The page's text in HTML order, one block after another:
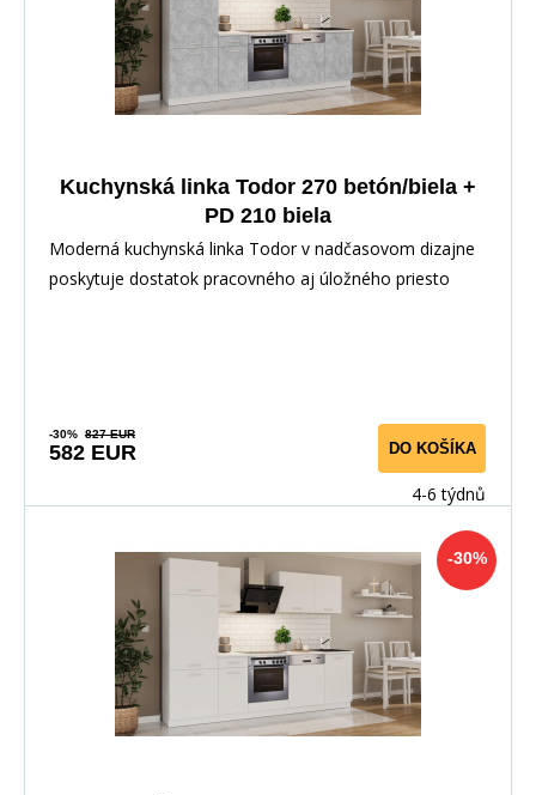
Kuchynská linka Todor 270 betón/biela +
PD 210 biela
Moderná kuchynská linka Todor v nadčasovom dizajne
poskytuje dostatok pracovného aj úložného priesto
-30% 827 EUR
582 EUR DO KOŠÍKA
4-6 týdnů
-30%